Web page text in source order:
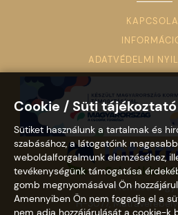
ADATVÉDELMI
Nemzeti
H-3077,
Cookie / Süti tájékoztató
Sütiket használunk a tartalmak és
szabásához, a látogatóink
weboldalforgalmunk elemzéséhez,
tevékenységünk támogatása
gomb megnyomásával Ön
Amennyiben Ön nem fogadja el a
nem adja hozzájárulását a cookie-k